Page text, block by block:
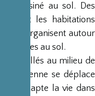
dessiné au sol. Des
les habitations
qui s’organisent autour
tracées au sol.
installés au milieu de
se déplace
Elle capte la vie dans